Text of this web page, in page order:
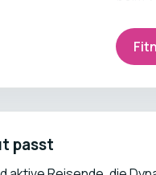
passt